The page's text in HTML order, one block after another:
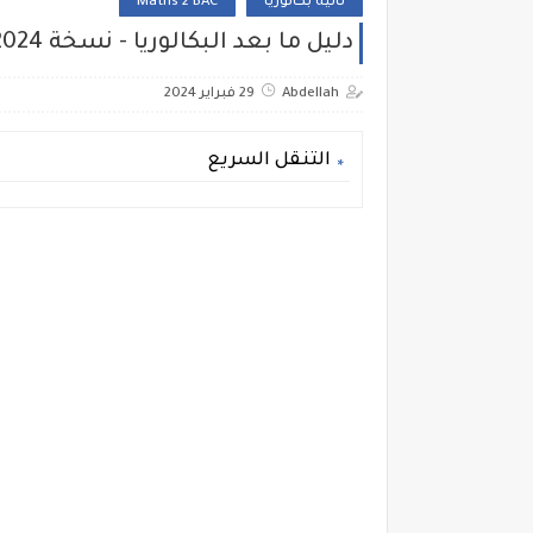
دليل ما بعد البكالوريا - نسخة 2024
Abdellah 29 فبراير 2024
التنقل السريع